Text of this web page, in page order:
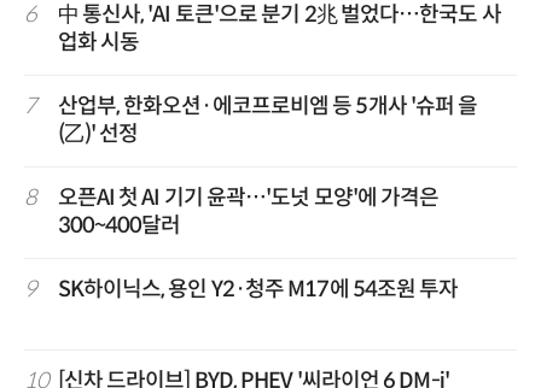
6
中 통신사, 'AI 토큰'으로 분기 2兆 벌었다…한국도 사
업화 시동
7
산업부, 한화오션·에코프로비엠 등 5개사 '슈퍼 을
(乙)' 선정
8
오픈AI 첫 AI 기기 윤곽…'도넛 모양'에 가격은
300~400달러
9 SK하이닉스, 용인 Y2·청주 M17에 54조원 투자
10 [신차 드라이브] BYD, PHEV '씨라이언 6 DM-i'